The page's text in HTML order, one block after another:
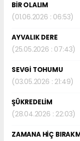
BİR OLALIM
(01.06.2026 : 06:53)
AYVALIK DERE
(25.05.2026 : 07:43)
SEVGİ TOHUMU
(03.05.2026 : 21:49)
ŞÜKREDELİM
(28.04.2026 : 22:03)
ZAMANA HİÇ